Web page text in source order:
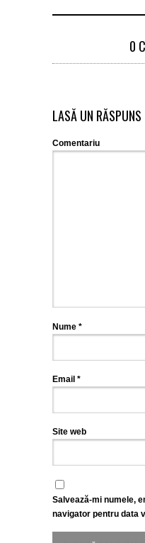
0
LASĂ UN RĂSPUNS
Comentariu
Nume *
Email *
Site web
Salvează-mi numele,
navigator pentru data